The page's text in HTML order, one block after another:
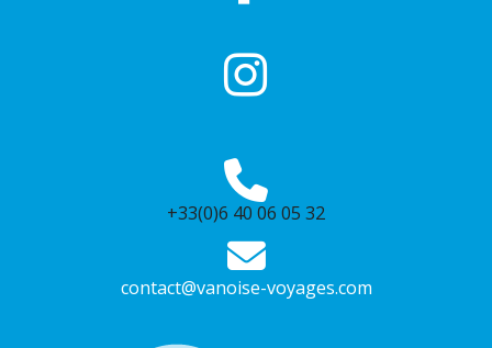
+33(0)6 40 06 05 32
contact@vanoise-voyages.com